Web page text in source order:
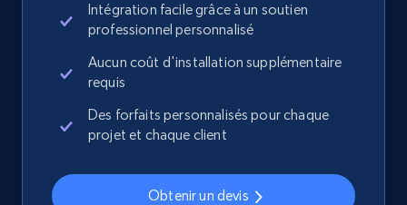
Sku, Product id, Product name, Manufacturer,
and more.
2.1K+
Home Depot US - Discovery products by
specific category URL
Intégration facile grâce à un soutien
professionnel personnalisé
Aucun coût d'installation supplémentaire
requis
Des forfaits personnalisés pour chaque
projet et chaque client
Obtenir un devis